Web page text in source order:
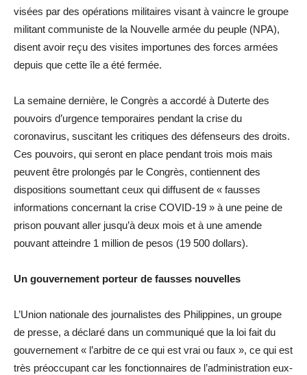
visées par des opérations militaires visant à vaincre le groupe
militant communiste de la Nouvelle armée du peuple (NPA),
disent avoir reçu des visites importunes des forces armées
depuis que cette île a été fermée.
La semaine dernière, le Congrès a accordé à Duterte des
pouvoirs d’urgence temporaires pendant la crise du
coronavirus, suscitant les critiques des défenseurs des droits.
Ces pouvoirs, qui seront en place pendant trois mois mais
peuvent être prolongés par le Congrès, contiennent des
dispositions soumettant ceux qui diffusent de « fausses
informations concernant la crise COVID-19 » à une peine de
prison pouvant aller jusqu’à deux mois et à une amende
pouvant atteindre 1 million de pesos (19 500 dollars).
Un gouvernement porteur de fausses nouvelles
L’Union nationale des journalistes des Philippines, un groupe
de presse, a déclaré dans un communiqué que la loi fait du
gouvernement « l’arbitre de ce qui est vrai ou faux », ce qui est
très préoccupant car les fonctionnaires de l’administration eux-